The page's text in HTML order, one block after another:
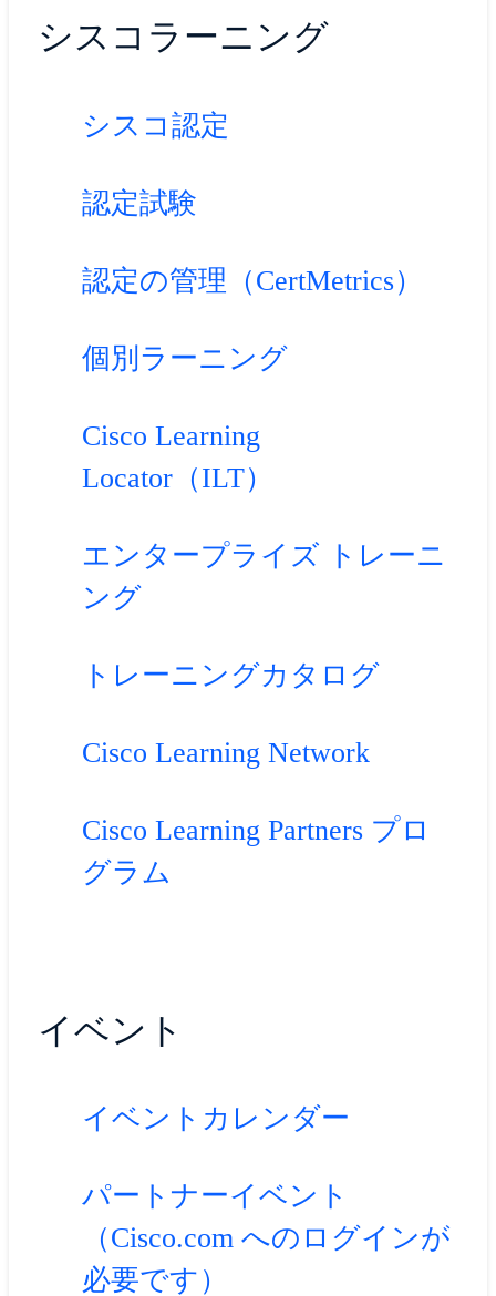
シスコラーニング
シスコ認定
認定試験
認定の管理（CertMetrics）
個別ラーニング
Cisco Learning
Locator（ILT）
エンタープライズ トレーニ
ング
トレーニングカタログ
Cisco Learning Network
Cisco Learning Partners プロ
グラム
イベント
イベントカレンダー
パートナーイベント
（Cisco.com へのログインが
必要です）